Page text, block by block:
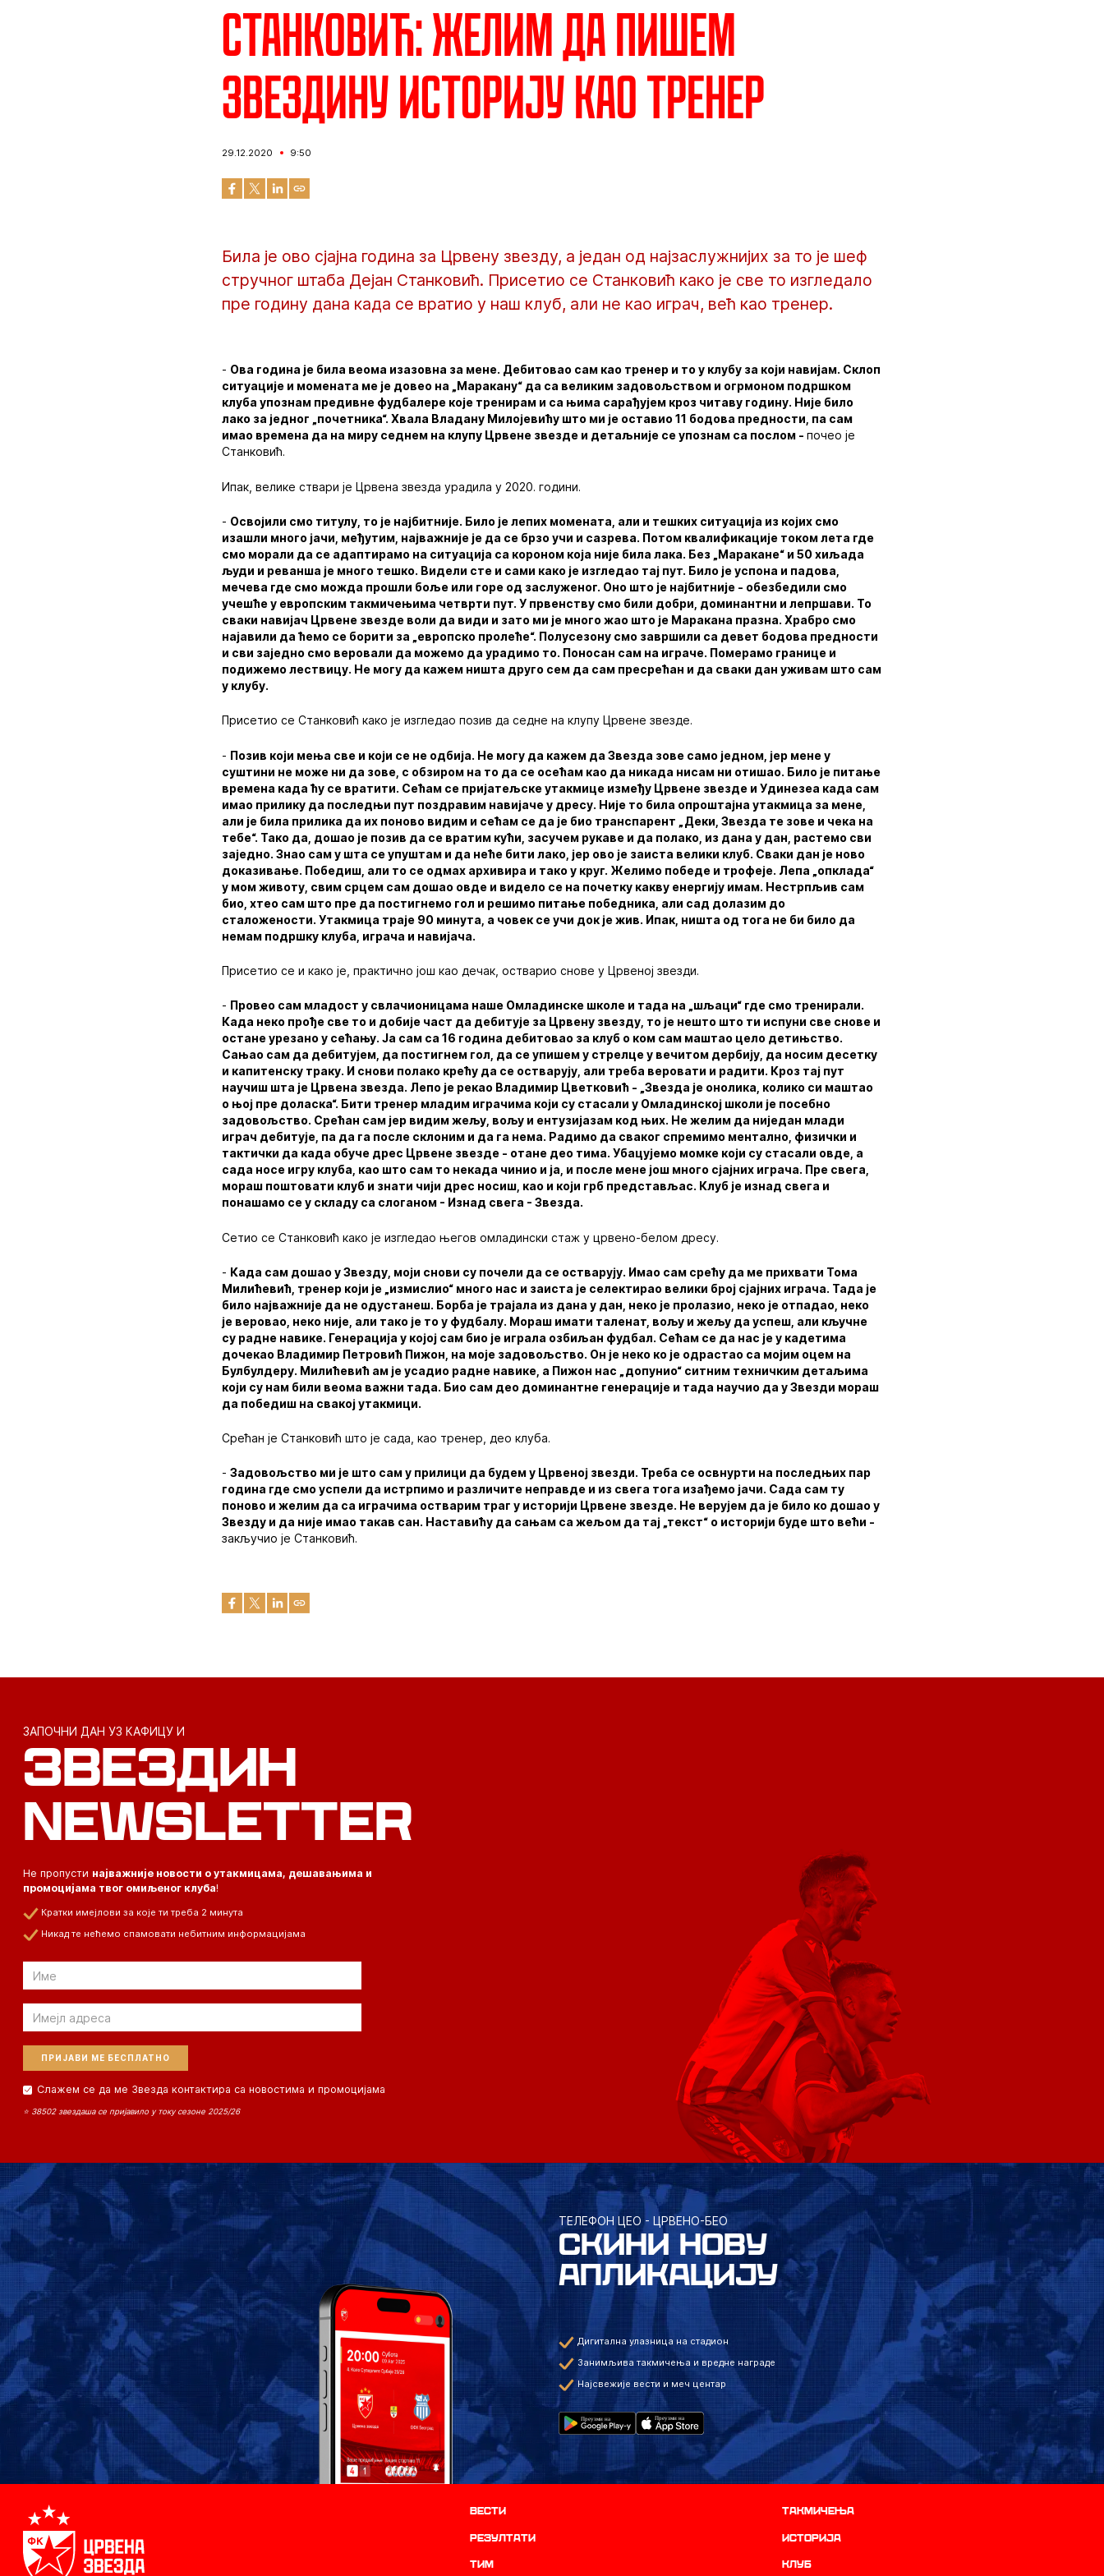
Станковић: Желим да пишем
Звездину историју као тренер
29.12.2020 9:50
Била је ово сјајна година за Црвену звезду, а један од најзаслужнијих за то је шеф
стручног штаба Дејан Станковић. Присетио се Станковић како је све то изгледало
пре годину дана када се вратио у наш клуб, али не као играч, већ као тренер.
- Ова година је била веома изазовна за мене. Дебитовао сам као тренер и то у клубу за који навијам. Склоп
ситуације и момената ме је довео на „Маракану“ да са великим задовољством и огрмоном подршком
клуба упознам предивне фудбалере које тренирам и са њима сарађујем кроз читаву годину. Није било
лако за једног „почетника“. Хвала Владану Милојевићу што ми је оставио 11 бодова предности, па сам
имао времена да на миру седнем на клупу Црвене звезде и детаљније се упознам са послом -почео је
Станковић.
Ипак, велике ствари је Црвена звезда урадила у 2020. години.
- Освојили смо титулу, то је најбитније. Било је лепих момената, али и тешких ситуација из којих смо
изашли много јачи, међутим, најважније је да се брзо учи и сазрева. Потом квалификације током лета где
смо морали да се адаптирамо на ситуација са короном која није била лака. Без „Маракане“ и 50 хиљада
људи и реванша је много тешко. Видели сте и сами како је изгледао тај пут. Било је успона и падова,
мечева где смо можда прошли боље или горе од заслуженог. Оно што је најбитније - обезбедили смо
учешће у европским такмичењима четврти пут. У првенству смо били добри, доминантни и лепршави. То
сваки навијач Црвене звезде воли да види и зато ми је много жао што је Маракана празна. Храбро смо
најавили да ћемо се борити за „европско пролеће“. Полусезону смо завршили са девет бодова предности
и сви заједно смо веровали да можемо да урадимо то. Поносан сам на играче. Померамо границе и
подижемо лествицу. Не могу да кажем ништа друго сем да сам пресрећан и да сваки дан уживам што сам
у клубу.
Присетио се Станковић како је изгледао позив да седне на клупу Црвене звезде.
- Позив који мења све и који се не одбија. Не могу да кажем да Звезда зове само једном, јер мене у
суштини не може ни да зове, с обзиром на то да се осећам као да никада нисам ни отишао. Било је питање
времена када ћу се вратити. Сећам се пријатељске утакмице између Црвене звезде и Удинезеа када сам
имао прилику да последњи пут поздравим навијаче у дресу. Није то била опроштајна утакмица за мене,
али је била прилика да их поново видим и сећам се да је био транспарент „Деки, Звезда те зове и чека на
тебе“. Тако да, дошао је позив да се вратим кући, засучем рукаве и да полако, из дана у дан, растемо сви
заједно. Знао сам у шта се упуштам и да неће бити лако, јер ово је заиста велики клуб. Сваки дан је ново
доказивање. Победиш, али то се одмах архивира и тако у круг. Желимо победе и трофеје. Лепа „опклада“
у мом животу, свим срцем сам дошао овде и видело се на почетку какву енергију имам. Нестрпљив сам
био, хтео сам што пре да постигнемо гол и решимо питање победника, али сад долазим до
сталожености. Утакмица траје 90 минута, а човек се учи док је жив. Ипак, ништа од тога не би било да
немам подршку клуба, играча и навијача.
Присетио се и како је, практично још као дечак, остварио снове у Црвеној звезди.
- Провео сам младост у свлачионицама наше Омладинске школе и тада на „шљаци“ где смо тренирали.
Када неко прође све то и добије част да дебитује за Црвену звезду, то је нешто што ти испуни све снове и
остане урезано у сећању. Ја сам са 16 година дебитовао за клуб о ком сам маштао цело детињство.
Сањао сам да дебитујем, да постигнем гол, да се упишем у стрелце у вечитом дербију, да носим десетку
и капитенску траку. И снови полако крећу да се остварују, али треба веровати и радити. Кроз тај пут
научиш шта је Црвена звезда. Лепо је рекао Владимир Цветковић - „Звезда је онолика, колико си маштао
о њој пре доласка“. Бити тренер младим играчима који су стасали у Омладинској школи је посебно
задовољство. Срећан сам јер видим жељу, вољу и ентузијазам код њих. Не желим да ниједан млади
играч дебитује, па да га после склоним и да га нема. Радимо да сваког спремимо ментално, физички и
тактички да када обуче дрес Црвене звезде - отане део тима. Убацујемо момке који су стасали овде, а
сада носе игру клуба, као што сам то некада чинио и ја, и после мене још много сјајних играча. Пре свега,
мораш поштовати клуб и знати чији дрес носиш, као и који грб представљас. Клуб је изнад свега и
понашамо се у складу са слоганом - Изнад свега - Звезда.
Сетио се Станковић како је изгледао његов омладински стаж у црвено-белом дресу.
- Када сам дошао у Звезду, моји снови су почели да се остварују. Имао сам срећу да ме прихвати Тома
Милићевић, тренер који је „измислио“ много нас и заиста је селектирао велики број сјајних играча. Тада је
било најважније да не одустанеш. Борба је трајала из дана у дан, неко је пролазио, неко је отпадао, неко
је веровао, неко није, али тако је то у фудбалу. Мораш имати таленат, вољу и жељу да успеш, али кључне
су радне навике. Генерација у којој сам био је играла озбиљан фудбал. Сећам се да нас је у кадетима
дочекао Владимир Петровић Пижон, на моје задовољство. Он је неко ко је одрастао са мојим оцем на
Булбулдеру. Милићевић ам је усадио радне навике, а Пижон нас „допунио“ ситним техничким детаљима
који су нам били веома важни тада. Био сам део доминантне генерације и тада научио да у Звезди мораш
да победиш на свакој утакмици.
Срећан је Станковић што је сада, као тренер, део клуба.
-Задовољство ми је што сам у прилици да будем у Црвеној звезди. Треба се освнурти на последњих пар
година где смо успели да истрпимо и различите неправде и из свега тога изађемо јачи. Сада сам ту
поново и желим да са играчима остварим траг у историји Црвене звезде. Не верујем да је било ко дошао у
Звезду и да није имао такав сан. Наставићу да сањам са жељом да тај „текст“ о историји буде што већи -
закључио је Станковић.
ЗАПОЧНИ ДАН УЗ КАФИЦУ И
ЗВЕЗДИН
NEWSLETTER
Не пропусти најважније новости о утакмицама, дешавањима и
промоцијама твог омиљеног клуба!
Кратки имејлови за које ти треба 2 минута
Никад те нећемо спамовати небитним информацијама
Email
Email
Слажем се да ме Звезда контактира са новостима и промоцијама
⭐ 38502 звездаша се пријавило у току сезоне 2025/26
ТЕЛЕФОН ЦЕО - ЦРВЕНО-БЕО
СКИНИ НОВУ
АПЛИКАЦИЈУ
Дигитална улазница на стадион
Занимљива такмичења и вредне награде
Најсвежије вести и меч центар
Вести Такмичења
резултати историја
ТИМ Клуб